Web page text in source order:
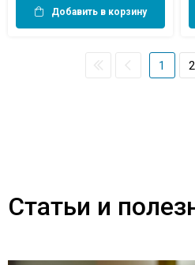
Добавить в корзину
1 2
Статьи и